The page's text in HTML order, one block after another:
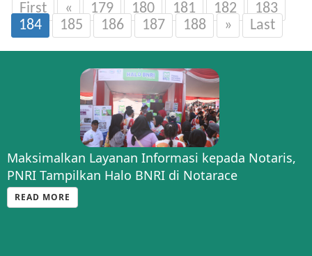
First « 179 180 181 182
183
184
185 186 187 188 » Last
Maksimalkan Layanan Informasi kepada Notaris,
PNRI Tampilkan Halo BNRI di Notarace
READ MORE